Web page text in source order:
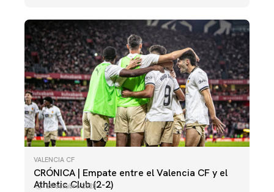
VALENCIA CF
CRÓNICA | Empate entre el Valencia CF y el
Athletic Club (2-2)
29 octubre 2023